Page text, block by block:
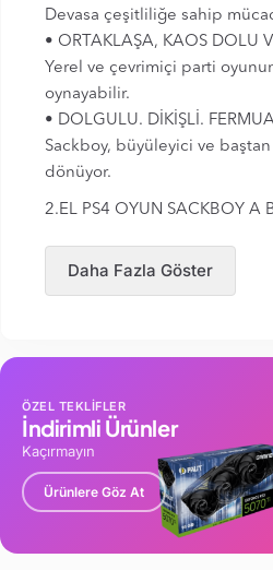
Devasa çeşitliliğe sahip
• ORTAKLAŞA, KAOS DOLU
Yerel ve çevrimiçi parti
oynayabilir.
• DOLGULU. DİKİŞLİ.
Sackboy, büyüleyici ve
dönüyor.
2.EL PS4 OYUN SACKBOY A
Daha Fazla Göster
ÖZEL TEKLİFLER
İndirimli Ürünler
Kaçırmayın
Ürünlere Göz At